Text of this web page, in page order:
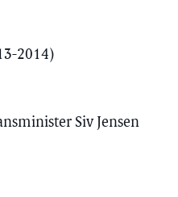
2014)
Siv Jensen